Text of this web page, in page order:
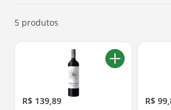
ofertas abaixo.
5 produtos
R$ 139,89 R$